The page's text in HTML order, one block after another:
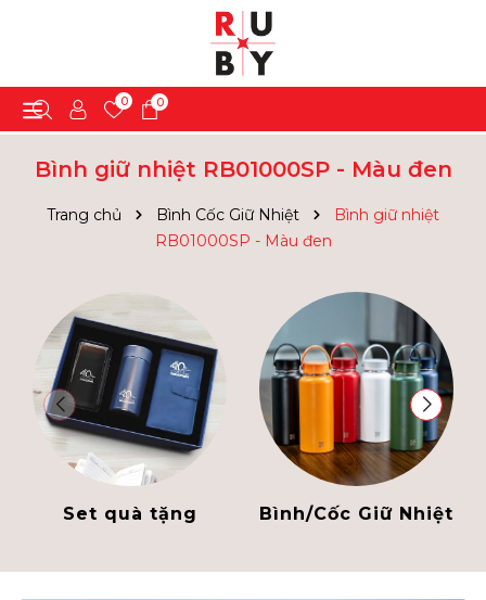
0 0
Bình giữ nhiệt RB01000SP - Màu đen
Trang chủ Bình Cốc Giữ Nhiệt
Bình giữ nhiệt
RB01000SP - Màu đen
Set quà tặng Bình/Cốc Giữ Nhiệt